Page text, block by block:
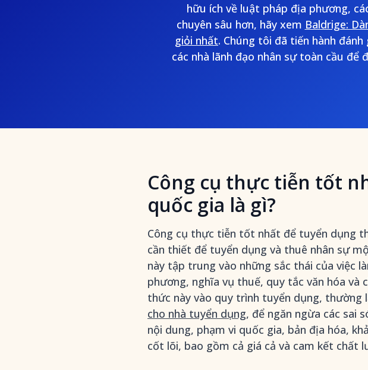
hữu ích về luật pháp địa phương,
chuyên sâu hơn, hãy xem Baldrige:
giỏi nhất. Chúng tôi đã tiến hành
các nhà lãnh đạo nhân sự toàn cầu
Công cụ thực tiễn tốt
quốc gia là gì?
Công cụ thực tiễn tốt nhất để tuyển dụng
cần thiết để tuyển dụng và thuê nhân sự
này tập trung vào những sắc thái của việc
phương, nghĩa vụ thuế, quy tắc văn hóa và
thức này vào quy trình tuyển dụng, thường
cho nhà tuyển dụng, để ngăn ngừa các sai
nội dung, phạm vi quốc gia, bản địa hóa,
cốt lõi, bao gồm cả giá cả và cam kết chất